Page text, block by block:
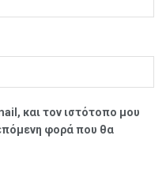
και τον ιστότοπο μου
φορά που θα